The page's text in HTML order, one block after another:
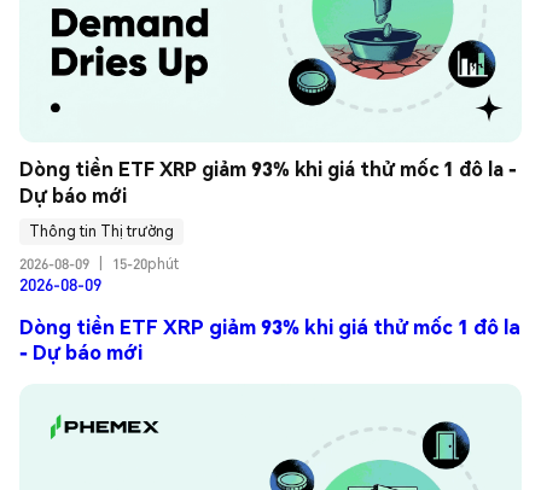
Dòng tiền ETF XRP giảm 93% khi giá thử mốc 1 đô la -
Dự báo mới
Thông tin Thị trường
2026-08-09
15-20phút
2026-08-09
Dòng tiền ETF XRP giảm 93% khi giá thử mốc 1 đô la
- Dự báo mới